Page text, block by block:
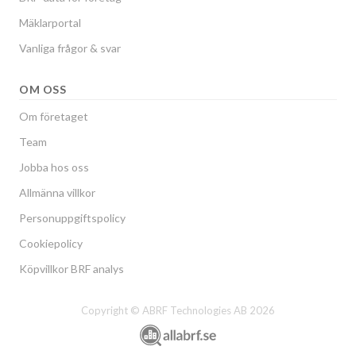
Mäklarportal
Vanliga frågor & svar
OM OSS
Om företaget
Team
Jobba hos oss
Allmänna villkor
Personuppgiftspolicy
Cookiepolicy
Köpvillkor BRF analys
Copyright © ABRF Technologies AB 2026